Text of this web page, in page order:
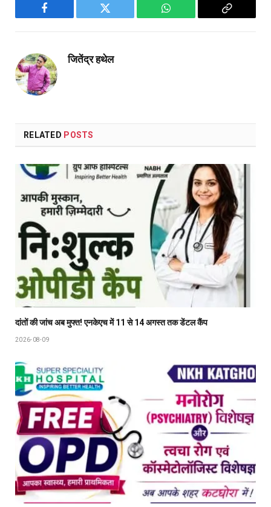
Facebook Twitter WhatsApp
Copy
जितेंद्र हथेल
RELATED POSTS
दांतों की जांच अब मुफ्त! एनकेएच में 11 से 14 अगस्त तक डेंटल कैंप
2026-08-09